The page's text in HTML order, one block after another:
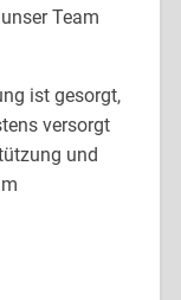
Team
ist gesorgt,
versorgt
und